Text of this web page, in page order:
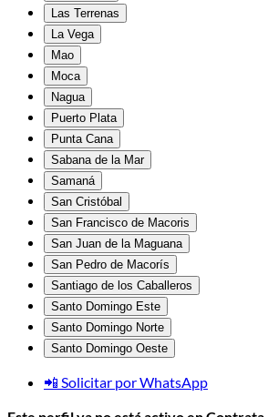
Las Terrenas
La Vega
Mao
Moca
Nagua
Puerto Plata
Punta Cana
Sabana de la Mar
Samaná
San Cristóbal
San Francisco de Macoris
San Juan de la Maguana
San Pedro de Macorís
Santiago de los Caballeros
Santo Domingo Este
Santo Domingo Norte
Santo Domingo Oeste
📲 Solicitar por WhatsApp